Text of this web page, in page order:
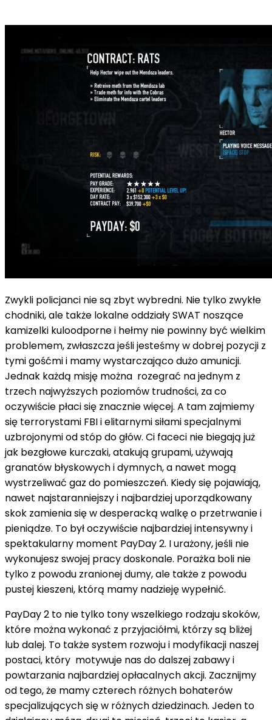
Zwykli policjanci nie są zbyt wybredni. Nie tylko zwykłe
chodniki, ale także lokalne oddziały SWAT noszące
kamizelki kuloodporne i hełmy nie powinny być wielkim
problemem, zwłaszcza jeśli jesteśmy w dobrej pozycji z
tymi gośćmi i mamy wystarczająco dużo amunicji.
Jednak każdą misję można rozegrać na jednym z
trzech najwyższych poziomów trudności, za co
oczywiście płaci się znacznie więcej. A tam zajmiemy
się terrorystami FBI i elitarnymi siłami specjalnymi
uzbrojonymi od stóp do głów. Ci faceci nie biegają już
jak bezgłowe kurczaki, atakują grupami, używają
granatów błyskowych i dymnych, a nawet mogą
wystrzeliwać gaz do pomieszczeń. Kiedy się pojawiają,
nawet najstaranniejszy i najbardziej uporządkowany
skok zamienia się w desperacką walkę o przetrwanie i
pieniądze. To był oczywiście najbardziej intensywny i
spektakularny moment PayDay 2. I urażony, jeśli nie
wykonujesz swojej pracy doskonale. Porażka boli nie
tylko z powodu zranionej dumy, ale także z powodu
pustej kieszeni, którą mamy nadzieję wypełnić.
PayDay 2 to nie tylko tony wszelkiego rodzaju skoków,
które można wykonać z przyjaciółmi, którzy są bliżej
lub dalej. To także system rozwoju i modyfikacji naszej
postaci, który motywuje nas do dalszej zabawy i
powtarzania najbardziej opłacalnych akcji. Zacznijmy
od tego, że mamy czterech różnych bohaterów
specjalizujących się w różnych dziedzinach. Jeden to